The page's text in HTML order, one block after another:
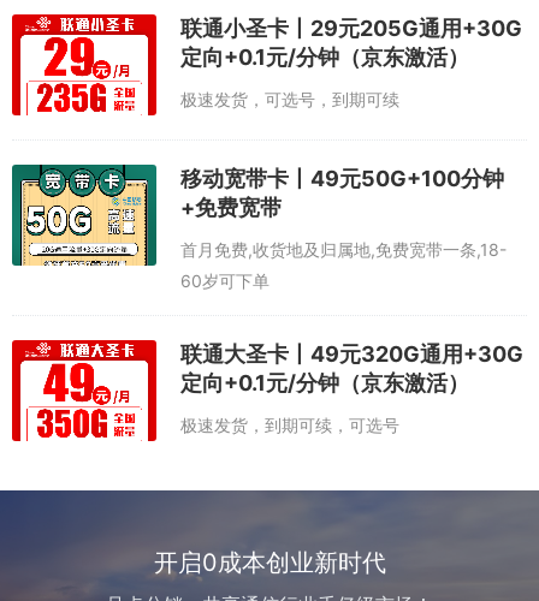
联通小圣卡丨29元205G通用+30G
定向+0.1元/分钟（京东激活）
极速发货，可选号，到期可续
移动宽带卡丨49元50G+100分钟
+免费宽带
首月免费,收货地及归属地,免费宽带一条,18-
60岁可下单
联通大圣卡丨49元320G通用+30G
定向+0.1元/分钟（京东激活）
极速发货，到期可续，可选号
开启0成本创业新时代